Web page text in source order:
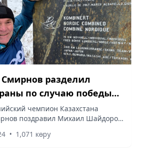
разделил
по случаю победы
на Олимпиаде
чемпион Казахстана
поздравил Михаил Шайдоров
силу характера в соперничестве
• 1,071 көру